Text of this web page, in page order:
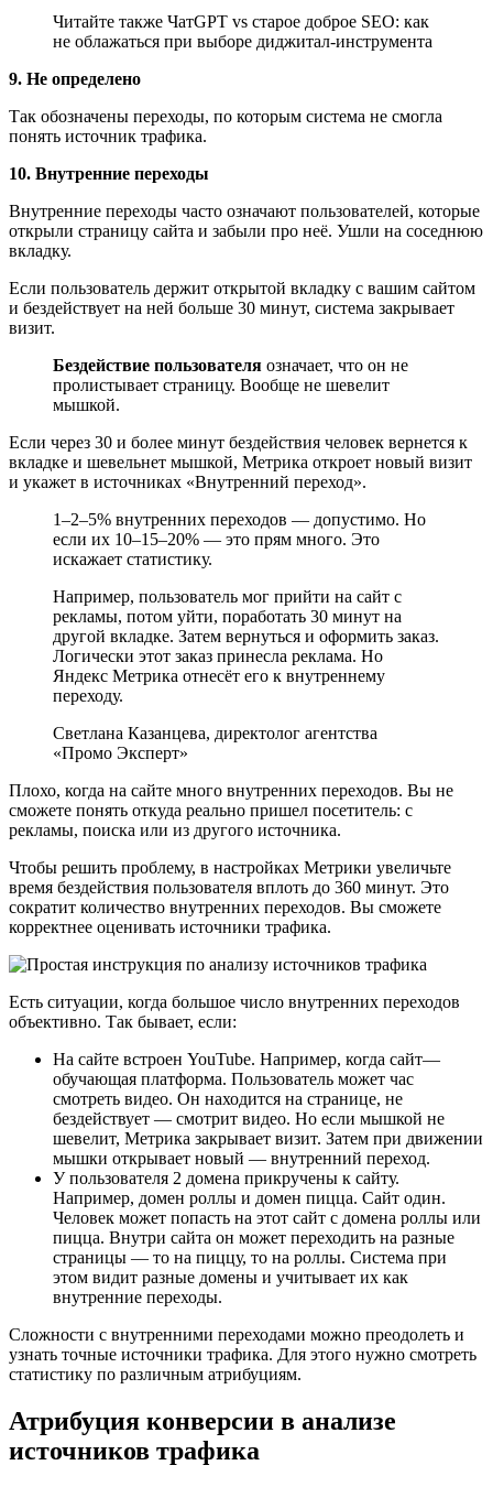
Читайте также ЧатGPT vs старое доброе SEO: как
не облажаться при выборе диджитал-инструмента
9. Не определено
Так обозначены переходы, по которым система не смогла
понять источник трафика.
10. Внутренние переходы
Внутренние переходы часто означают пользователей, которые
открыли страницу сайта и забыли про неё. Ушли на соседнюю
вкладку.
Если пользователь держит открытой вкладку с вашим сайтом
и бездействует на ней больше 30 минут, система закрывает
визит.
Бездействие пользователя означает, что он не
пролистывает страницу. Вообще не шевелит
мышкой.
Если через 30 и более минут бездействия человек вернется к
вкладке и шевельнет мышкой, Метрика откроет новый визит
и укажет в источниках «Внутренний переход».
1–2–5% внутренних переходов — допустимо. Но
если их 10–15–20% — это прям много. Это
искажает статистику.
Например, пользователь мог прийти на сайт с
рекламы, потом уйти, поработать 30 минут на
другой вкладке. Затем вернуться и оформить заказ.
Логически этот заказ принесла реклама. Но
Яндекс Метрика отнесёт его к внутреннему
переходу.
Светлана Казанцева, директолог агентства
«Промо Эксперт»
Плохо, когда на сайте много внутренних переходов. Вы не
сможете понять откуда реально пришел посетитель: с
рекламы, поиска или из другого источника.
Чтобы решить проблему, в настройках Метрики увеличьте
время бездействия пользователя вплоть до 360 минут. Это
сократит количество внутренних переходов. Вы сможете
корректнее оценивать источники трафика.
Есть ситуации, когда большое число внутренних переходов
объективно. Так бывает, если:
На сайте встроен YouTube. Например, когда сайт—
обучающая платформа. Пользователь может час
смотреть видео. Он находится на странице, не
бездействует — смотрит видео. Но если мышкой не
шевелит, Метрика закрывает визит. Затем при движении
мышки открывает новый — внутренний переход.
У пользователя 2 домена прикручены к сайту.
Например, домен роллы и домен пицца. Сайт один.
Человек может попасть на этот сайт с домена роллы или
пицца. Внутри сайта он может переходить на разные
страницы — то на пиццу, то на роллы. Система при
этом видит разные домены и учитывает их как
внутренние переходы.
Сложности с внутренними переходами можно преодолеть и
узнать точные источники трафика. Для этого нужно смотреть
статистику по различным атрибуциям.
Атрибуция конверсии в анализе
источников трафика